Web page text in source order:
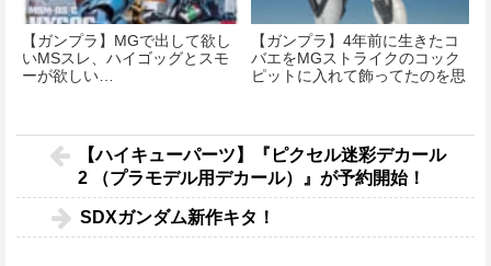
【ガンプラ】MGで出して欲し
いMSスレ、ハイゴッグとスモ
ーが欲しい…
【ガンプラ】4年前に生きたコ
バエをMGストライクのコック
ピットに入れて飾ってたのを思
【ハイキューパーツ】『ピクセル迷彩デカール
2 （プラモデル用デカール）』が予約開始！
SDXガンダム新作キタ！